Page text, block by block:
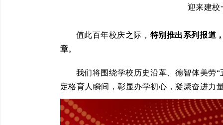
迎来建校
值此百年校庆之际， 特别推出系列报道
章。
我们将围绕学校历史沿革、德智体美劳
定格育人瞬间，彰显办学初心，凝聚奋进力